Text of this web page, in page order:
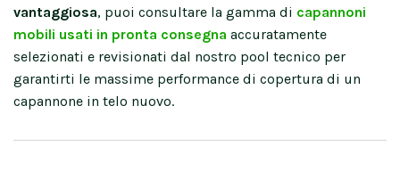
vantaggiosa, puoi consultare la gamma di capannoni
mobili usati in pronta consegna accuratamente
selezionati e revisionati dal nostro pool tecnico per
garantirti le massime performance di copertura di un
capannone in telo nuovo.